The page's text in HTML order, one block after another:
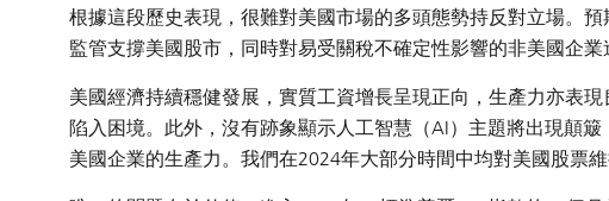
根據這段歷史表現，很難對美國市場的多頭態勢持反對立場。
監管支撐美國股市，同時對易受關稅不確定性影響的非美國企業
美國經濟持續穩健發展，實質工資增長呈現正向，生產力亦表
陷入困境。此外，沒有跡象顯示人工智慧（AI）主題將出現顛
美國企業的生產力。我們在2024年大部分時間中均對美國股票